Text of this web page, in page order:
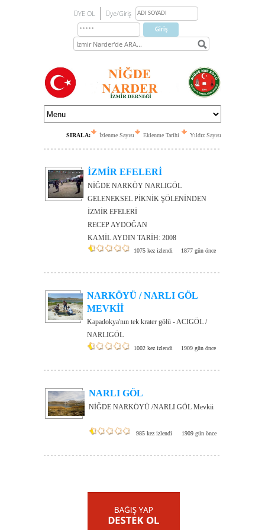
ÜYE OL Üye/Giriş
SIRALA: İzlenme Sayısı Eklenme Tarihi Yıldız Sayısı
İZMİR EFELERİ
NİĞDE NARKÖY NARLIGÖL
GELENEKSEL PİKNİK ŞÖLENİNDEN
İZMİR EFELERİ
RECEP AYDOĞAN
KAMİL AYDIN TARİH: 2008
1075 kez izlendi 1877 gün önce
NARKÖYÜ / NARLI GÖL
MEVKİİ
Kapadokya'nın tek krater gölü - ACIGÖL /
NARLIGÖL
1002 kez izlendi 1909 gün önce
NARLI GÖL
NİĞDE NARKÖYÜ /NARLI GÖL Mevkii
985 kez izlendi 1909 gün önce